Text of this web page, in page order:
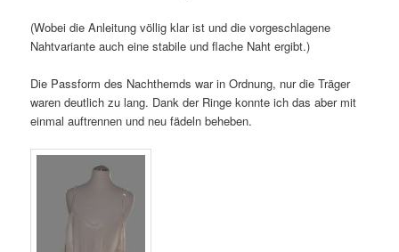
(Wobei die Anleitung völlig klar ist und die vorgeschlagene
Nahtvariante auch eine stabile und flache Naht ergibt.)
Die Passform des Nachthemds war in Ordnung, nur die Träger
waren deutlich zu lang. Dank der Ringe konnte ich das aber mit
einmal auftrennen und neu fädeln beheben.